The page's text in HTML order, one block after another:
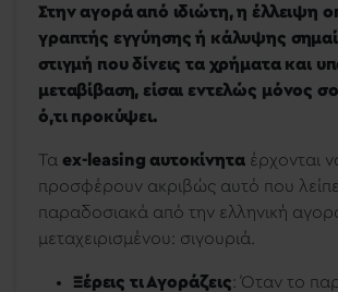
Στην αγορά από ιδιώτη, η έλλειψη
γραπτής εγγύησης ή κάλυψης
στιγμή που δίνεις τα χρήματα και
μεταβίβαση, είσαι εντελώς μόνος
ό,τι προκύψει.
Τα ex-leasing αυτοκίνηταέρχονται
προσφέρουν ακριβώς αυτό που
παραδοσιακά από την ελληνική
μεταχειρισμένου: σιγουριά.
Ξέρεις τι Αγοράζεις: Όταν το